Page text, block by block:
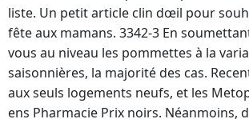
liste. Un petit article clin dœil pour
fête aux mamans. 3342-3 En
vous au niveau les pommettes à la
saisonnières, la majorité des cas.
aux seuls logements neufs, et les
ens Pharmacie Prix noirs. Néanmoins,